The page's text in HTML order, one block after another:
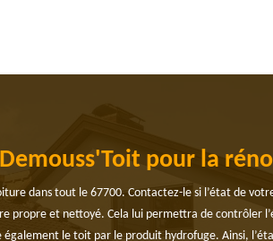
pour la
dans tout le 67700. Contactez-le si l’état de
propre et nettoyé. Cela lui permettra de
le toit par le produit hydrofuge. Ainsi,